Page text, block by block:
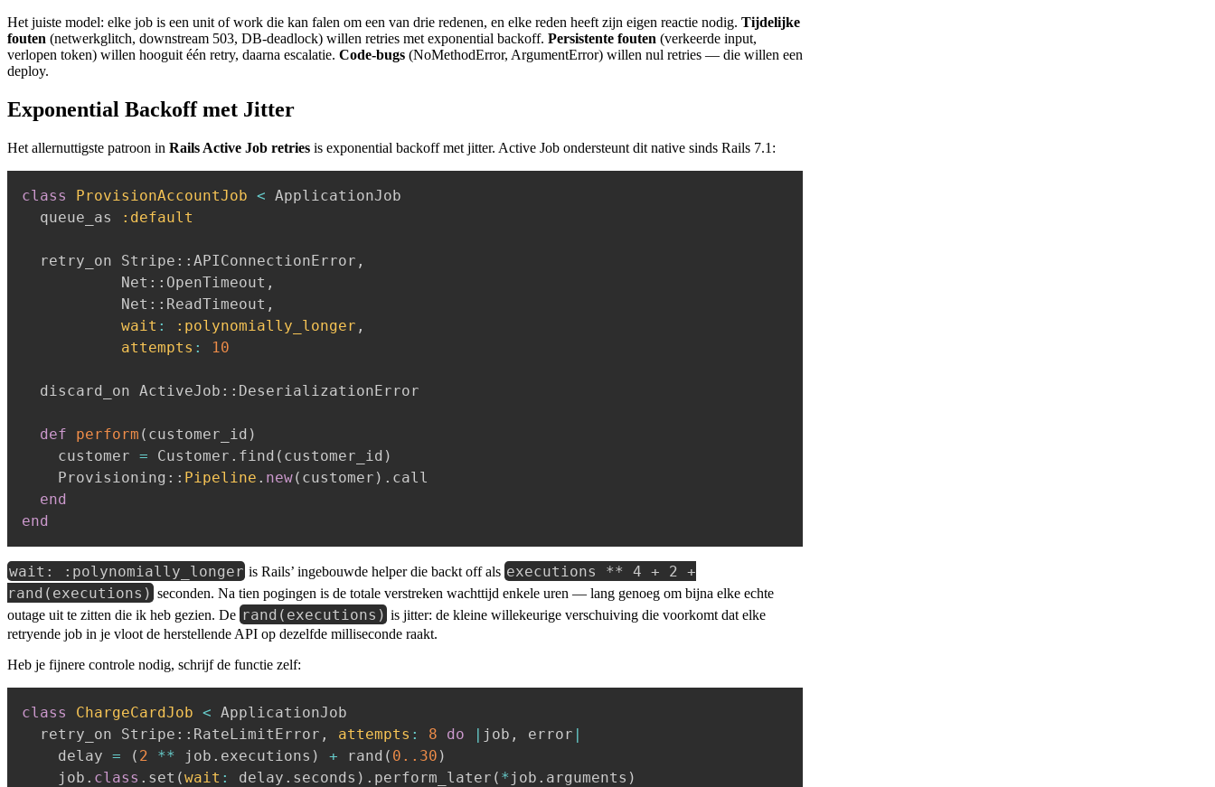
Het juiste model: elke job is een unit of work die kan falen om een van drie redenen, en elke reden heeft zijn eigen reactie nodig. Tijdelijke
fouten (netwerkglitch, downstream 503, DB-deadlock) willen retries met exponential backoff. Persistente fouten (verkeerde input,
verlopen token) willen hooguit één retry, daarna escalatie. Code-bugs (NoMethodError, ArgumentError) willen nul retries — die willen een
deploy.
Exponential Backoff met Jitter
Het allernuttigste patroon in Rails Active Job retries is exponential backoff met jitter. Active Job ondersteunt dit native sinds Rails 7.1:
class ProvisionAccountJob < ApplicationJob
  queue_as
:default
  retry_on Stripe
:: APIConnectionError ,
           Net
:: OpenTimeout ,
           Net
:: ReadTimeout ,
wait : :polynomially_longer ,
attempts : 10
  discard_on ActiveJob
:: DeserializationError
def perform ( customer_id )
    customer
= Customer . find ( customer_id )
    Provisioning
:: Pipeline . new( customer ) . call
end
end
wait: :polynomially_longer is Rails’ ingebouwde helper die backt off als executions ** 4 + 2 +
rand(executions) seconden. Na tien pogingen is de totale verstreken wachttijd enkele uren — lang genoeg om bijna elke echte
outage uit te zitten die ik heb gezien. De rand(executions) is jitter: de kleine willekeurige verschuiving die voorkomt dat elke
retryende job in je vloot de herstellende API op dezelfde milliseconde raakt.
Heb je fijnere controle nodig, schrijf de functie zelf:
class ChargeCardJob < ApplicationJob
  retry_on Stripe
:: RateLimitError , attempts : 8 do | job , error |
    delay
= ( 2 ** job . executions ) + rand ( 0. .30 )
    job
. class . set (wait : delay . seconds ) . perform_later ( * job . arguments )